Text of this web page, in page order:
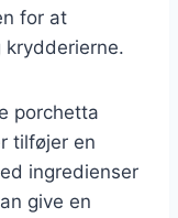
for at
porchetta
tilføjer en
ingredienser
give en